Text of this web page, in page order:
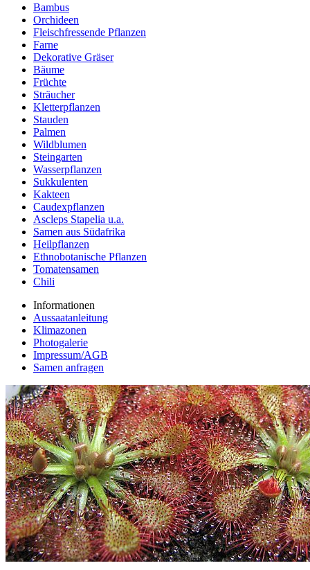
Bambus
Orchideen
Fleischfressende Pflanzen
Farne
Dekorative Gräser
Bäume
Früchte
Sträucher
Kletterpflanzen
Stauden
Palmen
Wildblumen
Steingarten
Wasserpflanzen
Sukkulenten
Kakteen
Caudexpflanzen
Ascleps Stapelia u.a.
Samen aus Südafrika
Heilpflanzen
Ethnobotanische Pflanzen
Tomatensamen
Chili
Informationen
Aussaatanleitung
Klimazonen
Photogalerie
Impressum/AGB
Samen anfragen